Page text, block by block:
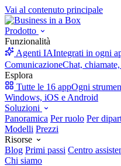
Vai al contenuto principale
Prodotto
Funzionalità
Agenti IAIntegrati in ogni
ComunicazioneChat,
Esplora
Tutte le 16 appOgni
Windows, iOS e Android
Soluzioni
Panoramica Per ruolo Per
Modelli Prezzi
Risorse
Blog Primi passi Centro
Chi siamo